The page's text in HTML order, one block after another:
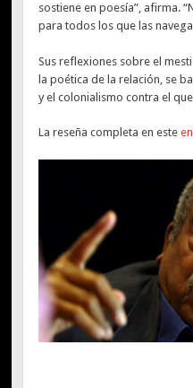
sostiene en poesía”, afirma.
para todos los que las
Sus reflexiones sobre el
la poética de la relación, se
y el colonialismo contra el
La reseña completa en este